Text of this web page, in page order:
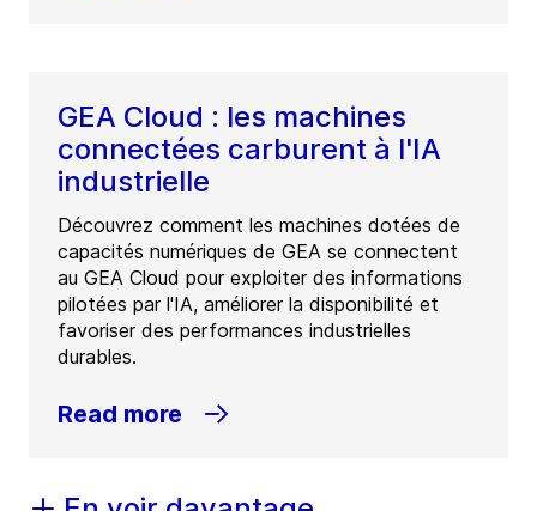
GEA Cloud : les machines
connectées carburent à l'IA
industrielle
Découvrez comment les machines dotées de
capacités numériques de GEA se connectent
au GEA Cloud pour exploiter des informations
pilotées par l'IA, améliorer la disponibilité et
favoriser des performances industrielles
durables.
Read more